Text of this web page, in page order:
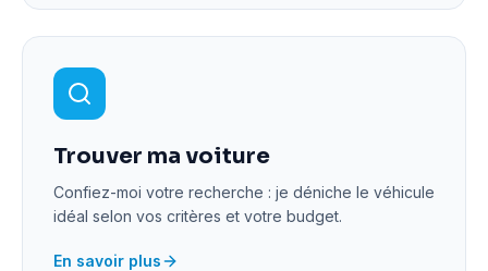
Trouver ma voiture
Confiez-moi votre recherche : je déniche le véhicule
idéal selon vos critères et votre budget.
En savoir plus